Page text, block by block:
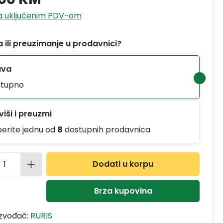
uključenim PDV-om
ili preuzimanje u prodavnici?
i preuzmi
jednu od 8 dostupnih prodavnica
proizvoda: Unesite željenu
Dodati u korpu
Brza kupovina
RURIS